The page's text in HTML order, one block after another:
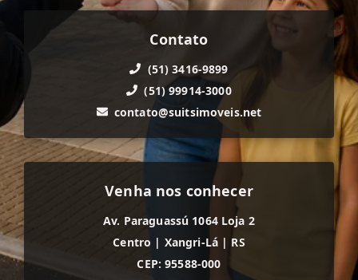
Contato
(51) 3416-9899
(51) 99914-3000
contato@suitsimoveis.net
Venha nos conhecer
Av. Paraguassú 1064 Loja 2
Centro | Xangri-Lá | RS
CEP: 95588-000